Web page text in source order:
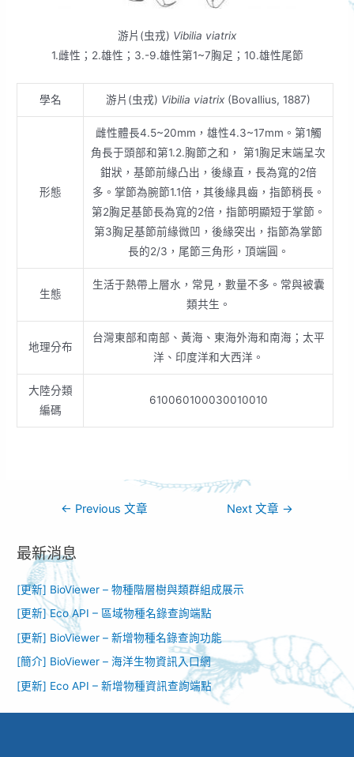
游片(虫戎) Vibilia viatrix
1.雌性；2.雄性；3.-9.雄性第1~7胸足；10.雄性尾節
學名 游片(虫戎) Vibilia viatrix (Bovallius, 1887)
形態
雌性體長4.5~20mm，雄性4.3~17mm。第1觸
角長于頭部和第1.2.胸節之和， 第1胸足末端呈次
鉗狀，基節前緣凸出，後緣直，長為寬的2倍
多。掌節為腕節1.1倍，其後緣具齒，指節稍長。
第2胸足基節長為寬的2倍，指節明顯短于掌節。
第3胸足基節前緣微凹，後緣突出，指節為掌節
長的2/3，尾節三角形，頂端圓。
生態
生活于熱帶上層水，常見，數量不多。常與被囊
類共生。
地理分布
台灣東部和南部、黃海、東海外海和南海；太平
洋、印度洋和大西洋。
大陸分類
編碼
610060100030010010
← Previous 文章 Next 文章 →
最新消息
[更新] BioViewer – 物種階層樹與類群組成展示
[更新] Eco API – 區域物種名錄查詢端點
[更新] BioViewer – 新增物種名錄查詢功能​
[簡介] BioViewer – 海洋生物資訊入口網​
[更新] Eco API – 新增物種資訊查詢端點